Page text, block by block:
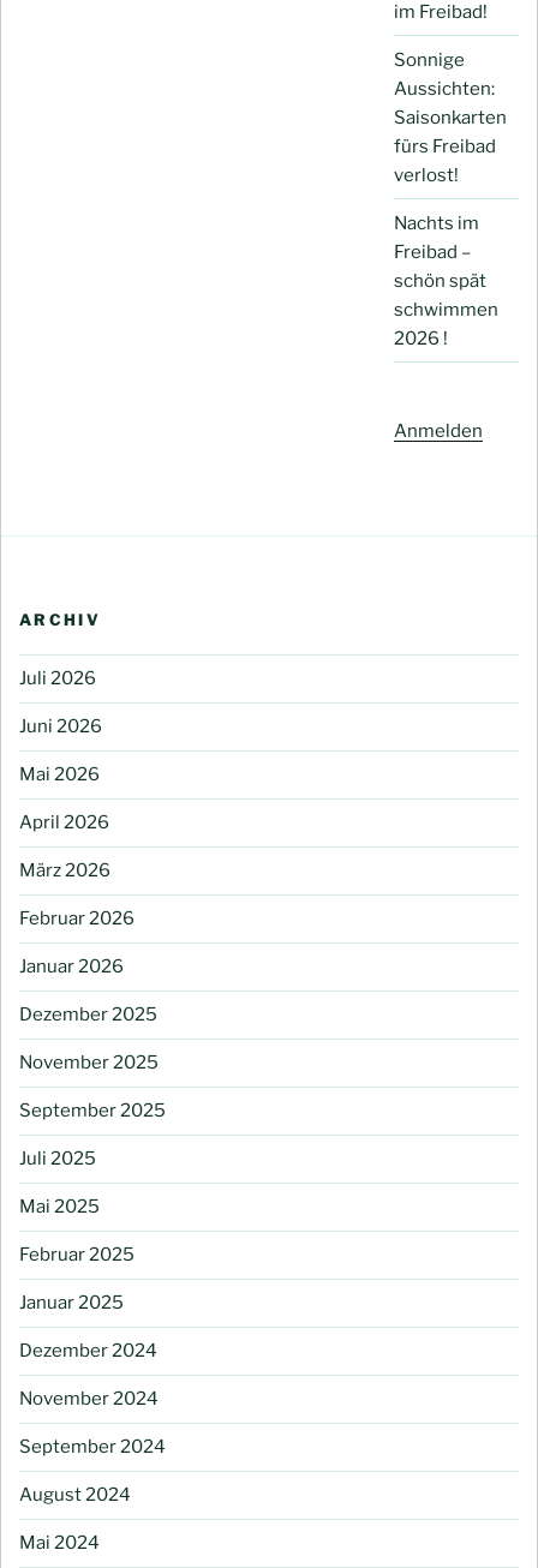
im Freibad!
Sonnige
Aussichten:
Saisonkarten
fürs Freibad
verlost!
Nachts im
Freibad –
schön spät
schwimmen
2026 !
Anmelden
ARCHIV
Juli 2026
Juni 2026
Mai 2026
April 2026
März 2026
Februar 2026
Januar 2026
Dezember 2025
November 2025
September 2025
Juli 2025
Mai 2025
Februar 2025
Januar 2025
Dezember 2024
November 2024
September 2024
August 2024
Mai 2024